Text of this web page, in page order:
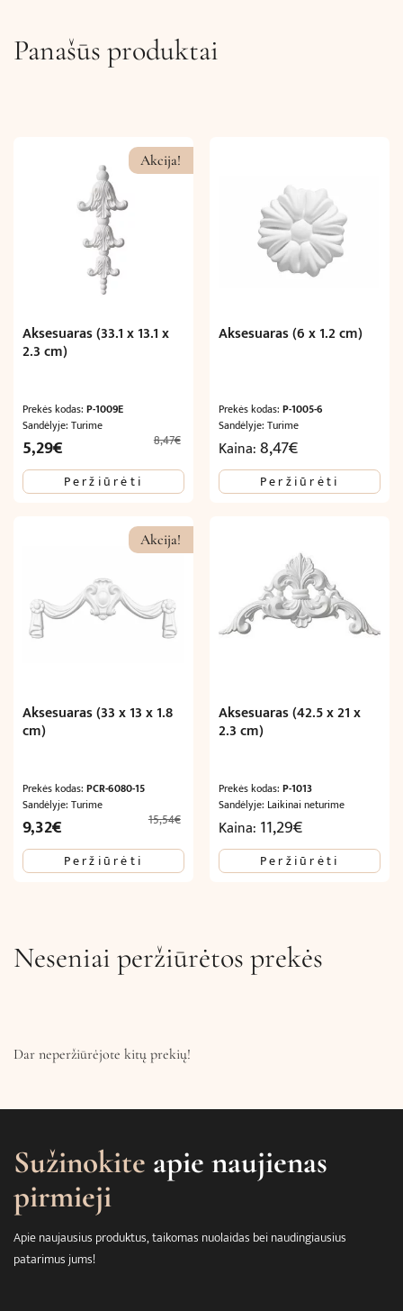
Panašūs produktai
Akcija!
Aksesuaras (33.1 x 13.1 x
2.3 cm)
Prekės kodas: P-1009E
Sandėlyje: Turime
8,47€
Original
price
was:
5,29€
price
is:
Peržiūrėti
Aksesuaras (6 x 1.2 cm)
Prekės kodas:P-1005-6
Sandėlyje: Turime
Kaina:8,47€
Peržiūrėti
Akcija!
Aksesuaras (33 x 13 x 1.8
cm)
Prekės kodas: PCR-6080-15
Sandėlyje: Turime
15,54€
Original
price
was:
9,32€
price
is:
Peržiūrėti
Aksesuaras (42.5 x 21 x
2.3 cm)
Prekės kodas:P-1013
Sandėlyje: Laikinai neturime
Kaina: 11,29€
Peržiūrėti
Neseniai peržiūrėtos prekės
Dar neperžiūrėjote kitų prekių!
Sužinokite apie naujienas
pirmieji
Apie naujausius produktus, taikomas nuolaidas bei naudingiausius
patarimus jums!